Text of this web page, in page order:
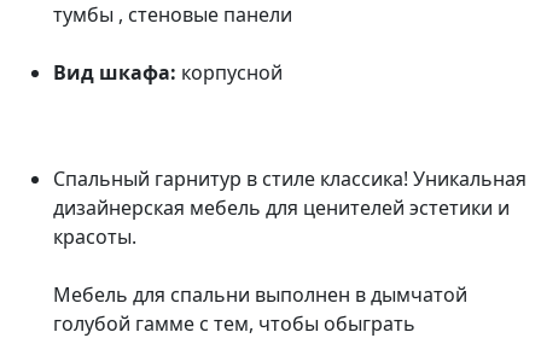
тумбы , стеновые панели
Вид шкафа: корпусной
Спальный гарнитур в стиле классика! Уникальная
дизайнерская мебель для ценителей эстетики и
красоты.
Мебель для спальни выполнен в дымчатой
голубой гамме с тем, чтобы обыграть